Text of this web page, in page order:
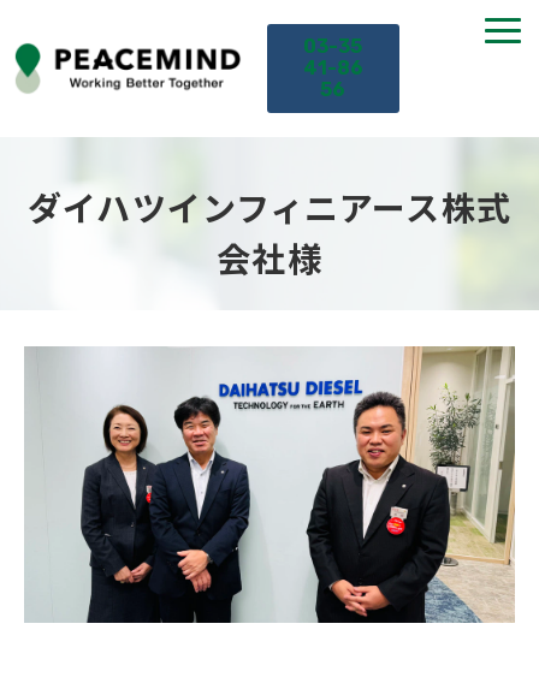
03-35
41-86
56
お役立ち情報
ダイハツインフィニアース株式
会社様